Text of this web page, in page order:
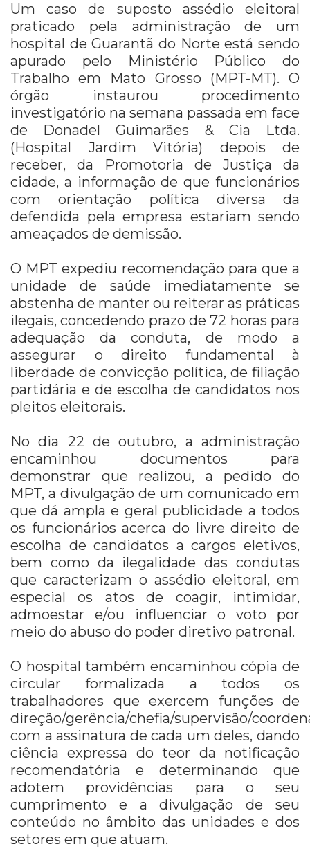
Um caso de suposto assédio eleitoral
praticado pela administração de um
hospital de Guarantã do Norte está sendo
apurado pelo Ministério Público do
Trabalho em Mato Grosso (MPT-MT). O
órgão instaurou procedimento
investigatório na semana passada em face
de Donadel Guimarães & Cia Ltda.
(Hospital Jardim Vitória) depois de
receber, da Promotoria de Justiça da
cidade, a informação de que funcionários
com orientação política diversa da
defendida pela empresa estariam sendo
ameaçados de demissão.
O MPT expediu recomendação para que a
unidade de saúde imediatamente se
abstenha de manter ou reiterar as práticas
ilegais, concedendo prazo de 72 horas para
adequação da conduta, de modo a
assegurar o direito fundamental à
liberdade de convicção política, de filiação
partidária e de escolha de candidatos nos
pleitos eleitorais.
No dia 22 de outubro, a administração
encaminhou documentos para
demonstrar que realizou, a pedido do
MPT, a divulgação de um comunicado em
que dá ampla e geral publicidade a todos
os funcionários acerca do livre direito de
escolha de candidatos a cargos eletivos,
bem como da ilegalidade das condutas
que caracterizam o assédio eleitoral, em
especial os atos de coagir, intimidar,
admoestar e/ou influenciar o voto por
meio do abuso do poder diretivo patronal.
O hospital também encaminhou cópia de
circular formalizada a todos os
trabalhadores que exercem funções de
direção/gerência/chefia/supervisão/
com a assinatura de cada um deles, dando
ciência expressa do teor da notificação
recomendatória e determinando que
adotem providências para o seu
cumprimento e a divulgação de seu
conteúdo no âmbito das unidades e dos
setores em que atuam.